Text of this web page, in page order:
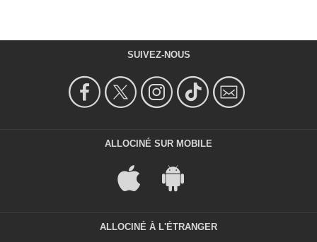
SUIVEZ-NOUS
ALLOCINÉ SUR MOBILE
ALLOCINÉ À L'ÉTRANGER